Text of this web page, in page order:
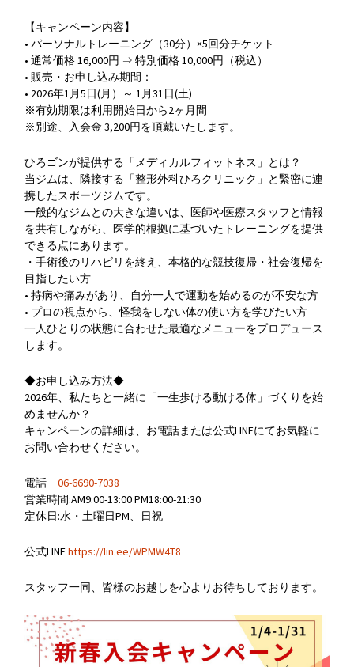
【キャンペーン内容】
• パーソナルトレーニング（30分）×5回分チケット
• 通常価格 16,000円 ⇒ 特別価格 10,000円（税込）
• 販売・お申し込み期間：
• 2026年1月5日(月）～ 1月31日(土)
※有効期限は利用開始日から2ヶ月間
※別途、入会金 3,200円を頂戴いたします。
ひろゴンが提供する「メディカルフィットネス」とは？
当ジムは、隣接する「整形外科ひろクリニック」と緊密に連
携したスポーツジムです。
一般的なジムとの大きな違いは、医師や医療スタッフと情報
を共有しながら、医学的根拠に基づいたトレーニングを提供
できる点にあります。
・手術後のリハビリを終え、本格的な競技復帰・社会復帰を
目指したい方
• 持病や痛みがあり、自分一人で運動を始めるのが不安な方
• プロの視点から、怪我をしない体の使い方を学びたい方
一人ひとりの状態に合わせた最適なメニューをプロデュース
します。
◆お申し込み方法◆
2026年、私たちと一緒に「一生歩ける動ける体」づくりを始
めませんか？
キャンペーンの詳細は、お電話または公式LINEにてお気軽に
お問い合わせください。
電話06-6690-7038
営業時間:AM9:00-13:00 PM18:00-21:30
定休日:水・土曜日PM、日祝
公式LINEhttps://lin.ee/WPMW4T8
スタッフ一同、皆様のお越しを心よりお待ちしております。